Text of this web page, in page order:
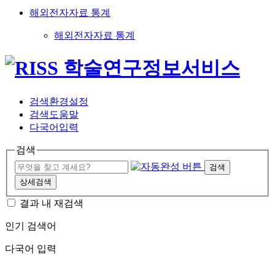
해외전자자료 통계
해외전자자료 통계
검색환경설정
검색도움말
다국어입력
검색
검색
상세검색
결과 내 재검색
인기 검색어
다국어 입력